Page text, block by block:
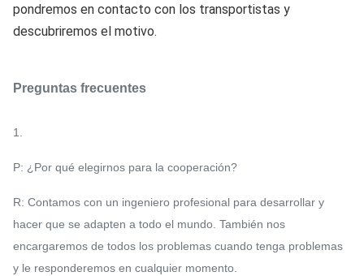
pondremos en contacto con los transportistas y
descubriremos el motivo.
Preguntas frecuentes
1.
P: ¿Por qué elegirnos para la cooperación?
R: Contamos con un ingeniero profesional para desarrollar y
hacer que se adapten a todo el mundo. También nos
encargaremos de todos los problemas cuando tenga problemas
y le responderemos en cualquier momento.